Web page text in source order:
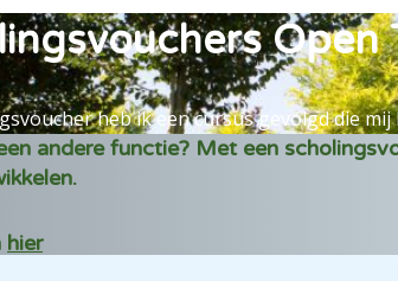
Open
heb ik een cursus gevolgd die
andere functie? Met een
hier